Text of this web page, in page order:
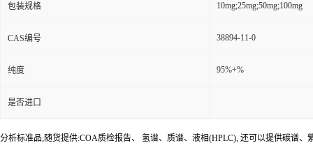
包装规格 10mg;25mg;50mg;100mg
CAS编号 38894-11-0
纯度 95%+%
是否进口
分析标准品;随货提供:COA质检报告、 氢谱、质谱、液相(HPLC), 还可以提供碳谱